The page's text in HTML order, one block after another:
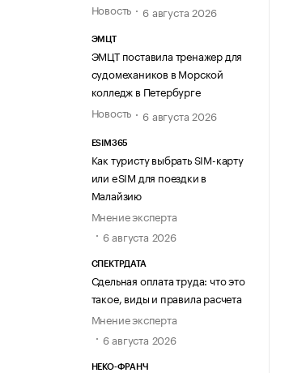
Новость
6 августа 2026
ЭМЦТ
ЭМЦТ поставила тренажер для
судомехаников в Морской
колледж в Петербурге
Новость
6 августа 2026
ESIM365
Как туристу выбрать SIM-карту
или eSIM для поездки в
Малайзию
Мнение эксперта
6 августа 2026
СПЕКТРДАТА
Сдельная оплата труда: что это
такое, виды и правила расчета
Мнение эксперта
6 августа 2026
НЕКО-ФРАНЧ